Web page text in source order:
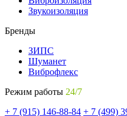
Звукоизоляция
Бренды
ЗИПС
Шуманет
Виброфлекс
Режим работы 24/7
+ 7 (915) 146-88-84 + 7 (499)